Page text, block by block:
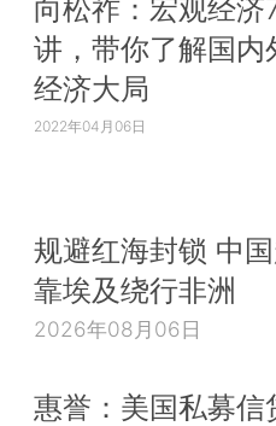
向松祚：宏观经济
讲，带你了解国内
经济大局
2022年04月06日
规避红海封锁 中
靠埃及绕行非洲
2026年08月06日
惠誉：美国私募信